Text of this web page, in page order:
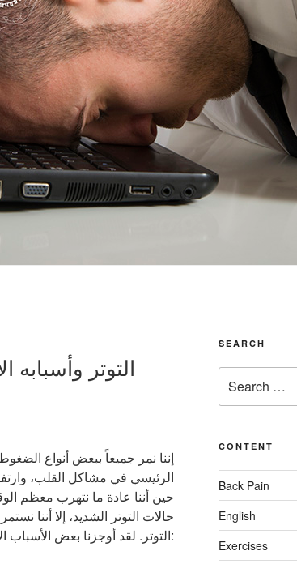
التوتر
إننا نمر جميعاً ببعض أنواع
الرئيسي في مشاكل القلب،
حين أننا عادة ما نتهرب معظم
حالات التوتر الشديد، إلا أننا
التوتر. لقد أوجزنا بعض الأسباب الأكثر شيوعا والنادرة أدناه:
SEARCH
for:
CONTENT
Back Pain
English
Exercises